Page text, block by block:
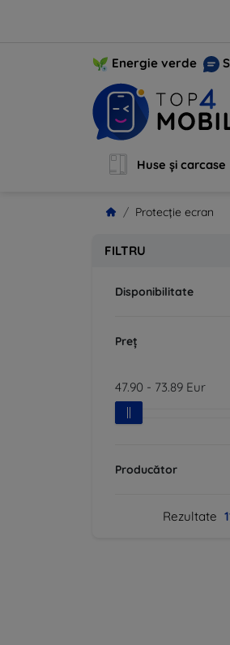
Energie verde
Huse și carcase
Protecție ecran
FILTRU
Disponibilitate
Preț
47.90 - 73.89 Eur
Producător
Rezultate